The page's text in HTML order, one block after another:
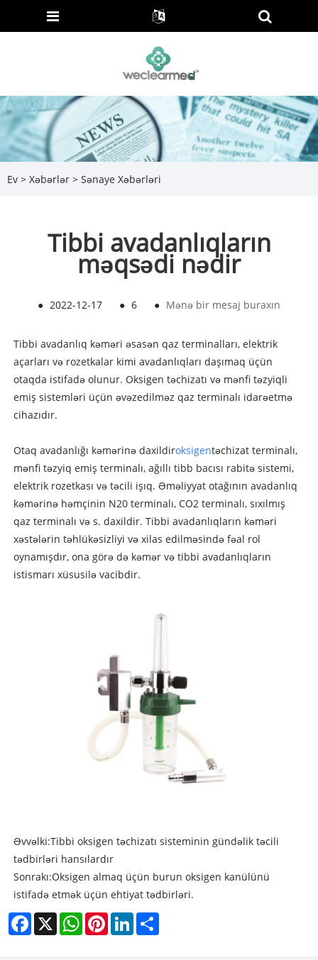
Ev > Xəbərlər > Sənaye Xəbərləri
Tibbi avadanlıqların
məqsədi nədir
● 2022-12-17 ● 6 ● Mənə bir mesaj buraxın
Tibbi avadanlıq kəməri əsasən qaz terminalları, elektrik
açarları və rozetkalar kimi avadanlıqları daşımaq üçün
otaqda istifadə olunur. Oksigen təchizatı və mənfi təzyiqli
emiş sistemləri üçün əvəzedilməz qaz terminalı idarəetmə
cihazıdır.
Otaq avadanlığı kəmərinə daxildiroksigentəchizat terminalı,
mənfi təzyiq emiş terminalı, ağıllı tibb bacısı rabitə sistemi,
elektrik rozetkası və təcili işıq. Əməliyyat otağının avadanlıq
kəmərinə həmçinin N20 terminalı, CO2 terminalı, sıxılmış
qaz terminalı və s. daxildir. Tibbi avadanlıqların kəməri
xəstələrin təhlükəsizliyi və xilas edilməsində fəal rol
oynamışdır, ona görə də kəmər və tibbi avadanlıqların
istismarı xüsusilə vacibdir.
Əvvəlki:Tibbi oksigen təchizatı sisteminin gündəlik təcili
tədbirləri hansılardır
Sonrakı:Oksigen almaq üçün burun oksigen kanülünü
istifadə etmək üçün ehtiyat tədbirləri.
Facebook
X WhatsAppPinterestLinkedIn